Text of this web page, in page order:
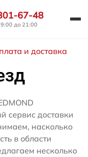
67-48
до 21:00
и доставка
сервис доставки
насколько
в области
несколько